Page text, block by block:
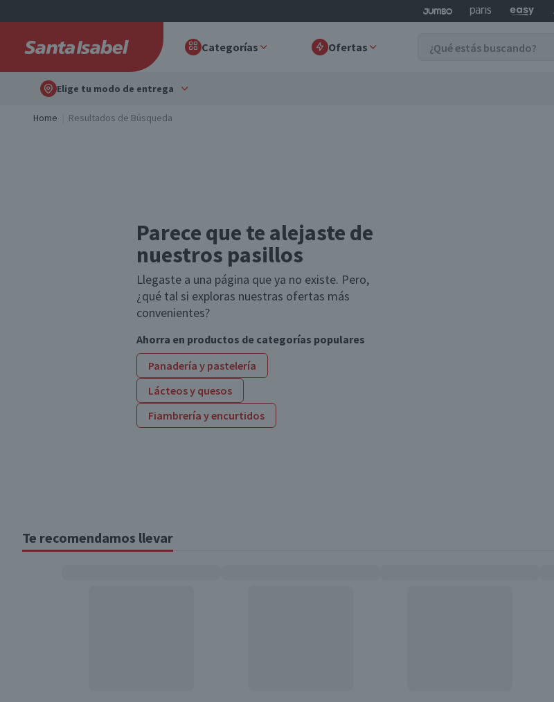
Categorías Ofertas
Elige tu modo de entrega
Home Resultados de Búsqueda
Parece que te alejaste de
nuestros pasillos
Llegaste a una página que ya no existe. Pero,
¿qué tal si exploras nuestras ofertas más
convenientes?
Ahorra en productos de categorías populares
Panadería y pastelería
Lácteos y quesos
Fiambrería y encurtidos
Te recomendamos llevar